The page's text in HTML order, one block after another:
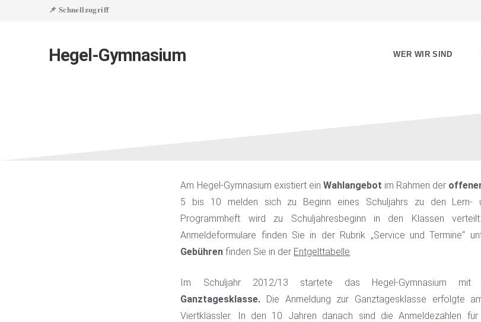
📌 Schnellzugriff
Hegel-Gymnasium WER WIR SIND
Am Hegel-Gymnasium existiert ein Wahlangebot im Rahmen der
5 bis 10 melden sich zu Beginn eines Schuljahrs zu den Lern-
Programmheft wird zu Schuljahresbeginn in den Klassen
Anmeldeformulare finden Sie in der Rubrik „Service und Termine“
Gebühren finden Sie in der Entgelttabelle.
Im Schuljahr 2012/13 startete das Hegel-Gymnasium
Ganztagesklasse. Die Anmeldung zur Ganztagesklasse erfolgte
Viertklässler. In den 10 Jahren danach sind die Anmeldezahlen